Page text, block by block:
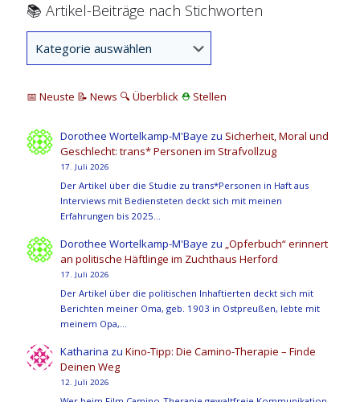
📚 Artikel-Beiträge nach Stichworten
📅 Neuste 📝 News 🔍 Überblick ⛑ Stellen
Dorothee Wortelkamp-M'Baye zu Sicherheit, Moral und
Geschlecht: trans* Personen im Strafvollzug
17. Juli 2026
Der Artikel über die Studie zu trans*Personen in Haft aus
Interviews mit Bediensteten deckt sich mit meinen
Erfahrungen bis 2025…
Dorothee Wortelkamp-M'Baye zu „Opferbuch“ erinnert
an politische Häftlinge im Zuchthaus Herford
17. Juli 2026
Der Artikel über die politischen Inhaftierten deckt sich mit
Berichten meiner Oma, geb. 1903 in Ostpreußen, lebte mit
meinem Opa,…
Katharina zuKino-Tipp: Die Camino-Therapie – Finde
Deinen Weg
12. Juli 2026